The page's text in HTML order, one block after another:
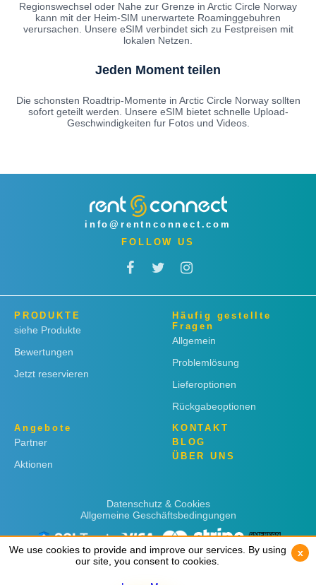
Regionswechsel oder Nahe zur Grenze in Arctic Circle Norway
kann mit der Heim-SIM unerwartete Roaminggebuhren
verursachen. Unsere eSIM verbindet sich zu Festpreisen mit
lokalen Netzen.
Jeden Moment teilen
Die schonsten Roadtrip-Momente in Arctic Circle Norway sollten
sofort geteilt werden. Unsere eSIM bietet schnelle Upload-
Geschwindigkeiten fur Fotos und Videos.
info@rentnconnect.com
FOLLOW US
PRODUKTE
siehe Produkte
Bewertungen
Jetzt reservieren
Häufig gestellte
Fragen
Allgemein
Problemlösung
Lieferoptionen
Rückgabeoptionen
Angebote
Partner
Aktionen
KONTAKT
BLOG
ÜBER UNS
Datenschutz & Cookies
Allgemeine Geschäftsbedingungen
We use cookies to provide and improve our services. By using
our site, you consent to cookies.
x
We use cookies to provide and improve our services. By using
our site, you consent to cookies.
x